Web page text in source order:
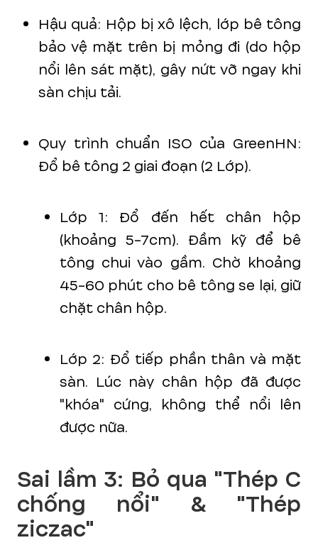
Hậu quả: Hộp bị xô lệch, lớp bê tông
bảo vệ mặt trên bị mỏng đi (do hộp
nổi lên sát mặt), gây nứt vỡ ngay khi
sàn chịu tải.
Quy trình chuẩn ISO của GreenHN:
Đổ bê tông 2 giai đoạn (2 Lớp).
Lớp 1: Đổ đến hết chân hộp
(khoảng 5-7cm). Đầm kỹ để bê
tông chui vào gầm. Chờ khoảng
45-60 phút cho bê tông se lại, giữ
chặt chân hộp.
Lớp 2: Đổ tiếp phần thân và mặt
sàn. Lúc này chân hộp đã được
"khóa" cứng, không thể nổi lên
được nữa.
Sai lầm 3: Bỏ qua "Thép C
chống nổi" & "Thép
ziczac"